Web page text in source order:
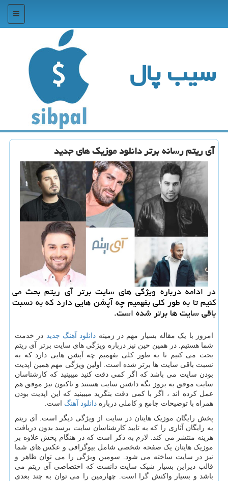
منو
سیب پال
آی ریتم رسانه برتر دانلود موزیك های جدید
در ادامه درباره ویژگی های سایت برتر آی ریتم بحث می
كنیم تا به طور كلی بفهمیم چه آپشن هایی دارد كه به نسبت
باقی سایت ها برتر شده است.
امروز با یک مقاله بسیار مهم در زمینه دانلود آهنگ جدید در خدمت
شما هستیم. در همین حین نیز درباره ویژگی های سایت برتر آی ریتم
بحث می کنیم تا به طور کلی بفهمیم چه آپشن هایی دارد که به
نسبت باقی سایت ها برتر شده است. اولین ویژگی مهم همین اپدیت
بودن سایت می باشد که اگر کمی دقت کنید میبینید که کارشناسان
سایت موفق به بروز نگه داشتن سایت هستند و تاکنون نیز موفق هم
عمل کرده اند ، اگر با کمی دقت بنگرید میبینید که این اپدیت بودن
همراه با توضیحات جامع و کاملی درباره دانلود آهنگ است.
پخش رایگان موزیک هایتان در سایت از ویژگی دیگر است. آی ریتم
به رایگان آثاری را که به تایید کارشناسان سایت برسد بدون دریافت
هزینه منتشر می کند. لازم به ذکر است که در هنگام پخش علاوه بر
موزیک هایتان یک صفحه شخصی شامل بیوگرافی و عکس های شما
نیز در سایت ساخته می شود. سومین ویژگی را می توان ظاهر و
قالب دیزاین بسیار شیک سایت دانست که اختصاصی آی ریتم می
باشد و بسیار واکنش گرا است. چهارمین را می توان به چند بعدی